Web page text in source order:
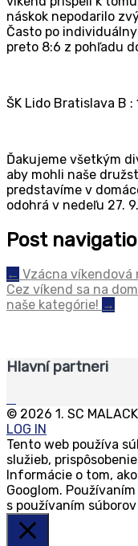
náskok nepodarilo
Často po
preto 8:6 z pohľadu
ŠK Lido Bratislava B
Ďakujeme všetkým
aby mohli naše
predstavíme v
odohrá v nedeľu 27.
Post
← Vzácna víkendová
Cez víkend sa na
naše kategórie! →
Hlavní partneri
© 2026 1. SC
LOG IN
Tento web používa
služieb,
Informácie o tom,
Googlom.
s používaním